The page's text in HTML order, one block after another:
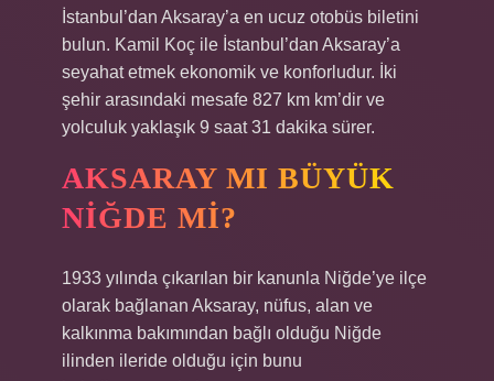
İstanbul’dan Aksaray’a en ucuz otobüs biletini
bulun. Kamil Koç ile İstanbul’dan Aksaray’a
seyahat etmek ekonomik ve konforludur. İki
şehir arasındaki mesafe 827 km km’dir ve
yolculuk yaklaşık 9 saat 31 dakika sürer.
AKSARAY MI BÜYÜK
NIĞDE MI?
1933 yılında çıkarılan bir kanunla Niğde’ye ilçe
olarak bağlanan Aksaray, nüfus, alan ve
kalkınma bakımından bağlı olduğu Niğde
ilinden ileride olduğu için bunu